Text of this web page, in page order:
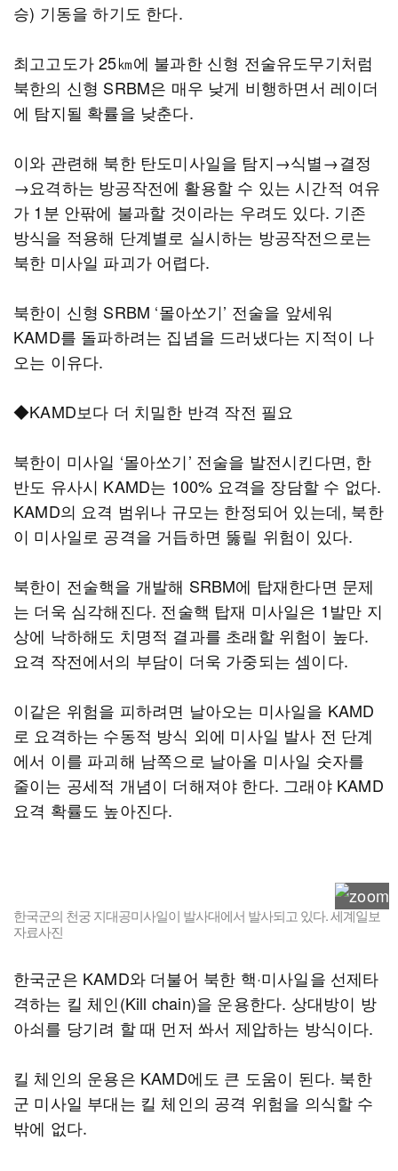
승) 기동을 하기도 한다.
최고고도가 25㎞에 불과한 신형 전술유도무기처럼
북한의 신형 SRBM은 매우 낮게 비행하면서 레이더
에 탐지될 확률을 낮춘다.
이와 관련해 북한 탄도미사일을 탐지→식별→결정
→요격하는 방공작전에 활용할 수 있는 시간적 여유
가 1분 안팎에 불과할 것이라는 우려도 있다. 기존
방식을 적용해 단계별로 실시하는 방공작전으로는
북한 미사일 파괴가 어렵다.
북한이 신형 SRBM ‘몰아쏘기’ 전술을 앞세워
KAMD를 돌파하려는 집념을 드러냈다는 지적이 나
오는 이유다.
◆KAMD보다 더 치밀한 반격 작전 필요
북한이 미사일 ‘몰아쏘기’ 전술을 발전시킨다면, 한
반도 유사시 KAMD는 100% 요격을 장담할 수 없다.
KAMD의 요격 범위나 규모는 한정되어 있는데, 북한
이 미사일로 공격을 거듭하면 뚫릴 위험이 있다.
북한이 전술핵을 개발해 SRBM에 탑재한다면 문제
는 더욱 심각해진다. 전술핵 탑재 미사일은 1발만 지
상에 낙하해도 치명적 결과를 초래할 위험이 높다.
요격 작전에서의 부담이 더욱 가중되는 셈이다.
이같은 위험을 피하려면 날아오는 미사일을 KAMD
로 요격하는 수동적 방식 외에 미사일 발사 전 단계
에서 이를 파괴해 남쪽으로 날아올 미사일 숫자를
줄이는 공세적 개념이 더해져야 한다. 그래야 KAMD
요격 확률도 높아진다.
한국군의 천궁 지대공미사일이 발사대에서 발사되고 있다. 세계일보
자료사진
한국군은 KAMD와 더불어 북한 핵·미사일을 선제타
격하는 킬 체인(Kill chain)을 운용한다. 상대방이 방
아쇠를 당기려 할 때 먼저 쏴서 제압하는 방식이다.
킬 체인의 운용은 KAMD에도 큰 도움이 된다. 북한
군 미사일 부대는 킬 체인의 공격 위험을 의식할 수
밖에 없다.